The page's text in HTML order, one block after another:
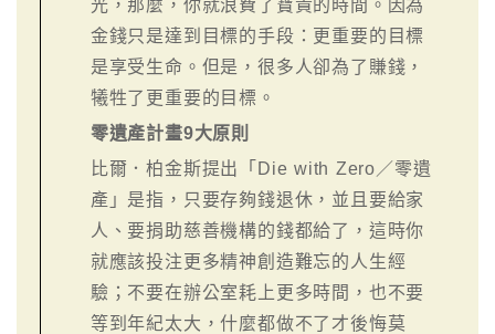
光，那麼，你就浪費了寶貴的時間。因為
金錢只是達到目標的手段：更重要的目標
是享受生命。但是，很多人卻為了賺錢，
犧牲了更重要的目標。
零遺產計畫9大原則
比爾．柏金斯提出「Die with Zero／零遺
產」是指，只要存夠錢退休，並且要給家
人、要捐助慈善機構的錢都給了，這時你
就應該投注更多精神創造難忘的人生經
驗；不要在辦公室耗上更多時間，也不要
等到年紀太大，什麼都做不了才後悔莫